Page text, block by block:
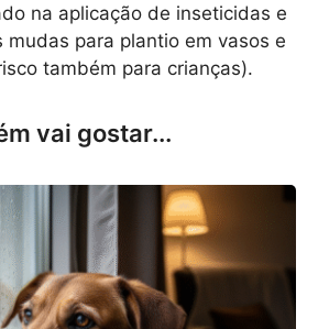
na aplicação de inseticidas e
mudas para plantio em vasos e
também para crianças).
vai gostar...